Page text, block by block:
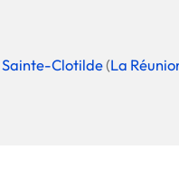
Sainte-Clotilde(La